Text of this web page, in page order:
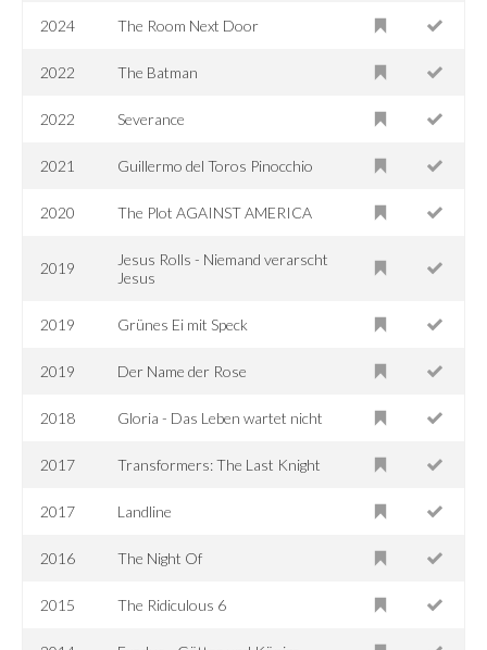
2024 The Room Next Door
2022 The Batman
2022 Severance
2021 Guillermo del Toros Pinocchio
2020 The Plot AGAINST AMERICA
2019
Jesus Rolls - Niemand verarscht
Jesus
2019 Grünes Ei mit Speck
2019 Der Name der Rose
2018 Gloria - Das Leben wartet nicht
2017 Transformers: The Last Knight
2017 Landline
2016 The Night Of
2015 The Ridiculous 6